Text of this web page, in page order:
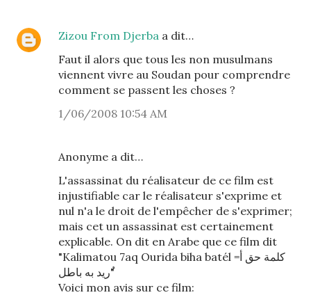
Zizou From Djerba a dit…
Faut il alors que tous les non musulmans
viennent vivre au Soudan pour comprendre
comment se passent les choses ?
1/06/2008 10:54 AM
Anonyme a dit…
L'assassinat du réalisateur de ce film est
injustifiable car le réalisateur s'exprime et
nul n'a le droit de l'empêcher de s'exprimer;
mais cet un assassinat est certainement
explicable. On dit en Arabe que ce film dit
"Kalimatou 7aq Ourida biha batél =كلمة حق أ
ُريد به باطل"
Voici mon avis sur ce film: